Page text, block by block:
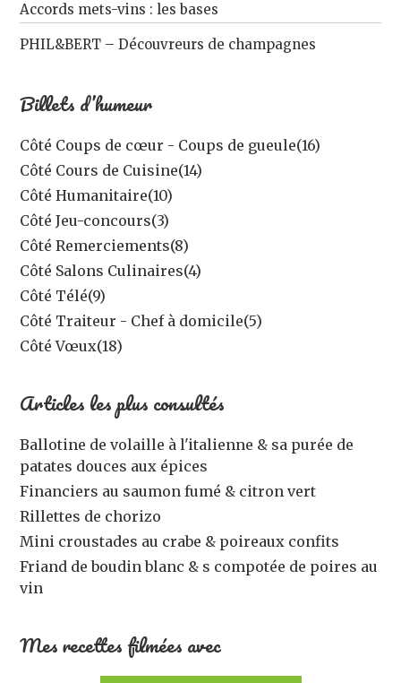
Accords mets-vins : les bases
PHIL&BERT – Découvreurs de champagnes
Billets d’humeur
Côté Coups de cœur - Coups de gueule(16)
Côté Cours de Cuisine(14)
Côté Humanitaire(10)
Côté Jeu-concours(3)
Côté Remerciements(8)
Côté Salons Culinaires(4)
Côté Télé(9)
Côté Traiteur - Chef à domicile(5)
Côté Vœux(18)
Articles les plus consultés
Ballotine de volaille à l'italienne & sa purée de
patates douces aux épices
Financiers au saumon fumé & citron vert
Rillettes de chorizo
Mini croustades au crabe & poireaux confits
Friand de boudin blanc & s compotée de poires au
vin
Mes recettes filmées avec